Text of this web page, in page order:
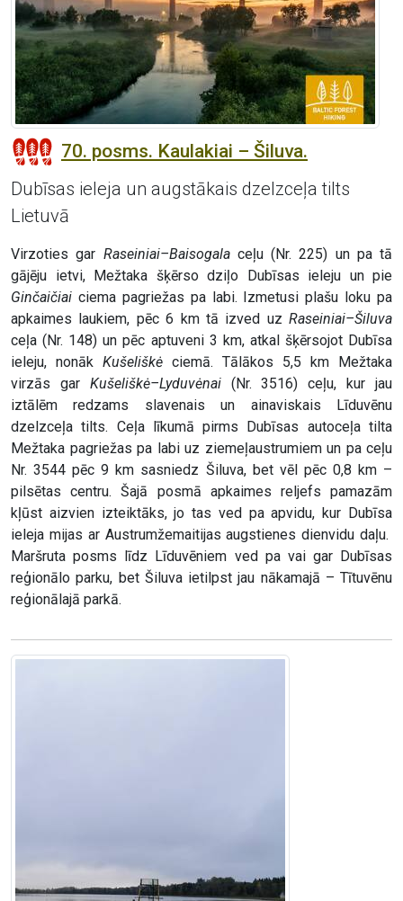
70. posms. Kaulakiai – Šiluva.
Dubīsas ieleja un augstākais dzelzceļa tilts
Lietuvā
Virzoties gar Raseiniai–Baisogalaceļu (Nr. 225) un pa tā
gājēju ietvi, Mežtaka šķērso dziļo Dubīsas ieleju un pie
Ginčaičiai ciema pagriežas pa labi. Izmetusi plašu loku pa
apkaimes laukiem, pēc 6 km tā izved uz Raseiniai–Šiluva
ceļa (Nr. 148) un pēc aptuveni 3 km, atkal šķērsojot Dubīsa
ieleju, nonāk Kušeliškė ciemā. Tālākos 5,5 km Mežtaka
virzās gar Kušeliškė–Lyduvėnai (Nr. 3516) ceļu, kur jau
iztālēm redzams slavenais un ainaviskais Līduvēnu
dzelzceļa tilts. Ceļa līkumā pirms Dubīsas autoceļa tilta
Mežtaka pagriežas pa labi uz ziemeļaustrumiem un pa ceļu
Nr. 3544 pēc 9 km sasniedz Šiluva, bet vēl pēc 0,8 km –
pilsētas centru. Šajā posmā apkaimes reljefs pamazām
kļūst aizvien izteiktāks, jo tas ved pa apvidu, kur Dubīsa
ieleja mijas ar Austrumžemaitijas augstienes dienvidu daļu.
Maršruta posms līdz Līduvēniem ved pa vai gar Dubīsas
reģionālo parku, bet Šiluva ietilpst jau nākamajā – Tītuvēnu
reģionālajā parkā.